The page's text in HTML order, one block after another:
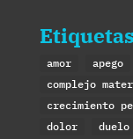
Etiquetas
amor apego
complejo
crecimiento
dolor
duelo